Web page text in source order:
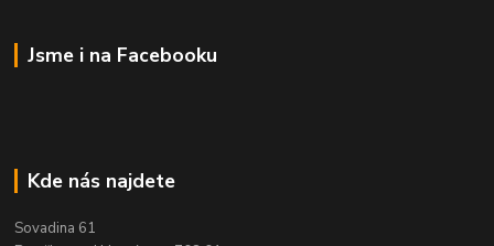
Jsme i na Facebooku
Kde nás najdete
Sovadina 61